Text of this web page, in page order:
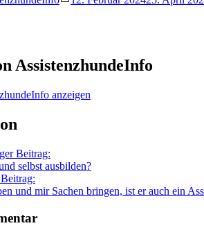
AssistenzhundeInfo
anzeigen
Beitrag:
selbst ausbilden?
und mir Sachen bringen, ist er auch ein